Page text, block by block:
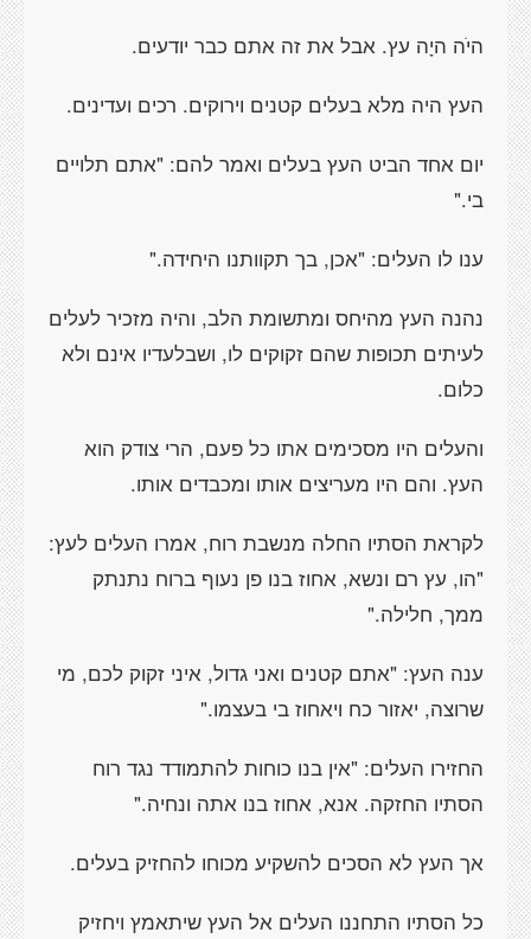
היֹה היָה עץ. אבל את זה אתם כבר יודעים.
העץ היה מלא בעלים קטנים וירוקים. רכים ועדינים.
יום אחד הביט העץ בעלים ואמר להם: "אתם תלויים
בי."
ענו לו העלים: "אכן, בך תקוותנו היחידה."
נהנה העץ מהיחס ומתשומת הלב, והיה מזכיר לעלים
לעיתים תכופות שהם זקוקים לו, ושבלעדיו אינם ולא
כלום.
והעלים היו מסכימים אתו כל פעם, הרי צודק הוא
העץ. והם היו מעריצים אותו ומכבדים אותו.
לקראת הסתיו החלה מנשבת רוח, אמרו העלים לעץ:
"הו, עץ רם ונשא, אחוז בנו פן נעוף ברוח נתנתק
ממך, חלילה."
ענה העץ: "אתם קטנים ואני גדול, איני זקוק לכם, מי
שרוצה, יאזור כח ויאחוז בי בעצמו."
החזירו העלים: "אין בנו כוחות להתמודד נגד רוח
הסתיו החזקה. אנא, אחוז בנו אתה ונחיה."
אך העץ לא הסכים להשקיע מכוחו להחזיק בעלים.
כל הסתיו התחננו העלים אל העץ שיתאמץ ויחזיק